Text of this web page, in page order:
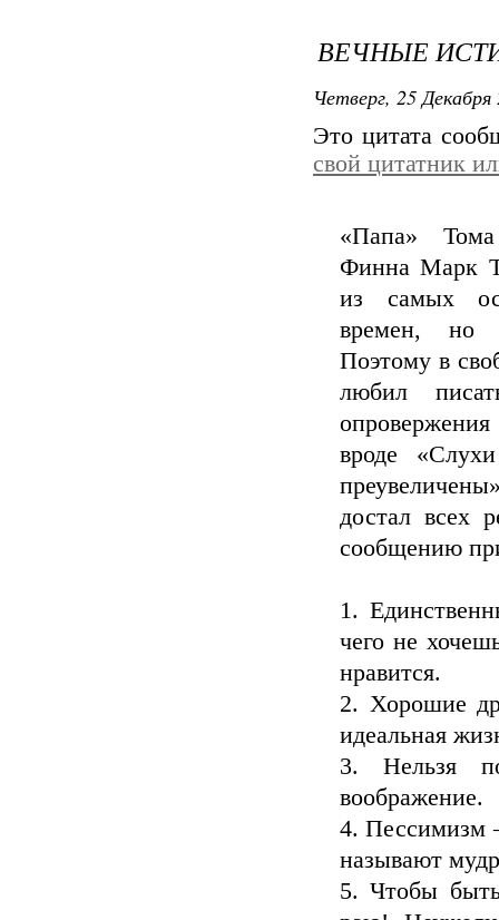
ВЕЧНЫЕ
Четверг, 25
Это цитата
свой цитатник
«Папа»
Финна Марк
из самых
времен, но
Поэтому в
любил
вроде
достал всех
сообщению
1.
чего не
нравится.
2. Хорошие
идеальная
3. Нельзя
воображение.
4. Пессимизм
называют
5. Чтобы